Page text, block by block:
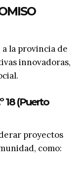
la provincia de
innovadoras,
18 (Puerto
proyectos
como: